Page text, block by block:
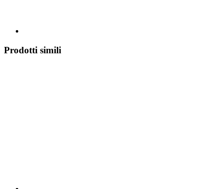
Prodotti simili